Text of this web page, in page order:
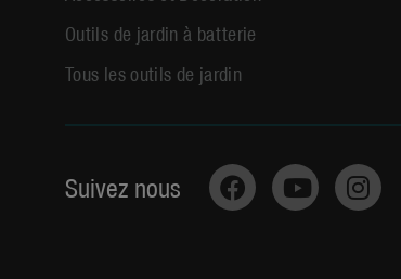
Outils de jardin à batterie
Tous les outils de jardin
Suivez nous